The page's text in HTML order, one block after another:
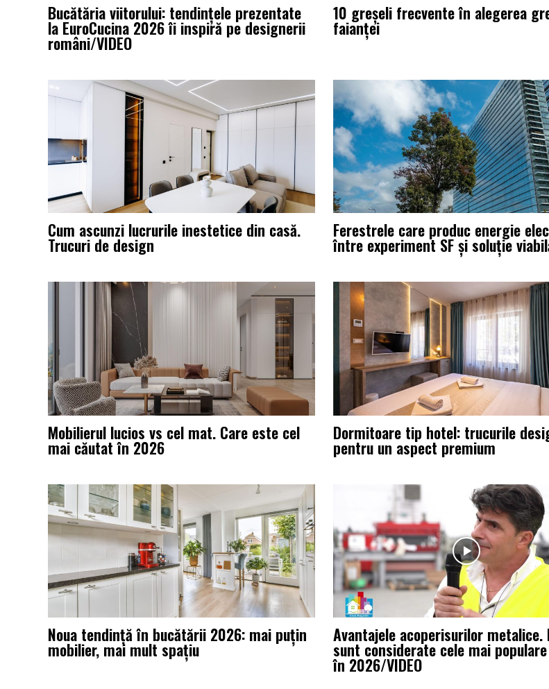
Bucătăria viitorului: tendințele prezentate
la EuroCucina 2026 îi inspiră pe designerii
români/VIDEO
10 greșeli frecvente în alegerea
faianței
Cum ascunzi lucrurile inestetice din casă.
Trucuri de design
Ferestrele care produc energie
între experiment SF și soluție
Mobilierul lucios vs cel mat. Care este cel
mai căutat în 2026
Dormitoare tip hotel: trucurile
pentru un aspect premium
Noua tendință în bucătării 2026: mai puțin
mobilier, mai mult spațiu
Avantajele acoperisurilor metalice.
sunt considerate cele mai
în 2026/VIDEO